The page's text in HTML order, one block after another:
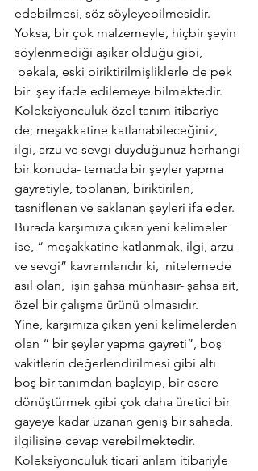
edebilmesi, söz söyleyebilmesidir.
Yoksa, bir çok malzemeyle, hiçbir şeyin
söylenmediği aşikar olduğu gibi,
pekala, eski biriktirilmişliklerle de pek
bir  şey ifade edilemeye bilmektedir.
Koleksiyonculuk özel tanım itibariye
de; meşakkatine katlanabileceğiniz,
ilgi, arzu ve sevgi duyduğunuz herhangi
bir konuda- temada bir şeyler yapma
gayretiyle, toplanan, biriktirilen,
tasniflenen ve saklanan şeyleri ifa eder.
Burada karşımıza çıkan yeni kelimeler
ise, “ meşakkatine katlanmak, ilgi, arzu
ve sevgi” kavramlarıdır ki,  nitelemede
asıl olan,  işin şahsa münhasır- şahsa ait,
özel bir çalışma ürünü olmasıdır.
Yine, karşımıza çıkan yeni kelimelerden
olan “ bir şeyler yapma gayreti”, boş
vakitlerin değerlendirilmesi gibi altı
boş bir tanımdan başlayıp, bir esere
dönüştürmek gibi çok daha üretici bir
gayeye kadar uzanan geniş bir sahada,
ilgilisine cevap verebilmektedir.
Koleksiyonculuk ticari anlam itibariyle